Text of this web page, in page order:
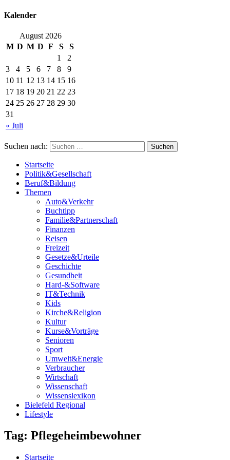
Kalender
August 2026
M D M D F S S
« Juli
1
2
3
4 5 6 7 8
9
10 11 12 13 14 15 16
17 18 19 20 21 22 23
24 25 26 27 28 29 30
31
Suchen nach:
Startseite
Politik&Gesellschaft
Beruf&Bildung
Themen
Auto&Verkehr
Buchtipp
Familie&Partnerschaft
Finanzen
Reisen
Freizeit
Gesetze&Urteile
Geschichte
Gesundheit
Hard-&Software
IT&Technik
Kids
Kirche&Religion
Kultur
Kurse&Vorträge
Senioren
Sport
Umwelt&Energie
Verbraucher
Wirtschaft
Wissenschaft
Wissenslexikon
Bielefeld Regional
Lifestyle
Tag: Pflegeheimbewohner
Startseite